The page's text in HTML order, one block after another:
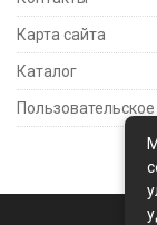
Карта сайта
Каталог